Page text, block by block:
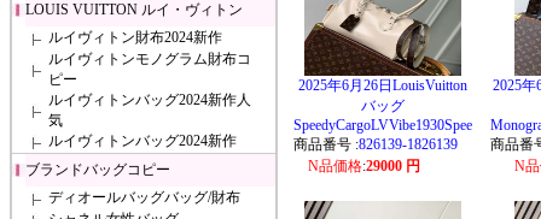
LOUIS VUITTON ルイ・ヴィトン
ルイヴィトン財布2024新作
ルイヴィトンモノグラム財布コ
ピー
ルイヴィトンバッグ2024新作人
気
ルイヴィトンバッグ2024新作
ブランドバッグコピー
ディオールバッグバッグ/財布
2025年6月26日LouisVuitton
バッグ
SpeedyCargoLVVibe1930Spee
商品番号 :826139-1826139
N品価格:29000 円
2025年
商品番
N